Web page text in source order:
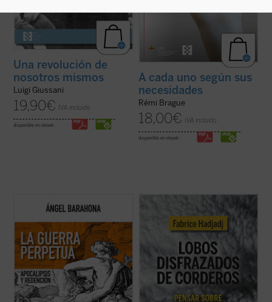
Una revolución de
nosotros mismos
Luigi Giussani
19,90€ IVA incluido
disponible en ebook:
A cada uno según sus
necesidades
Rémi Brague
18,00€ IVA incluido
disponible en ebook:
Las preguntas que surgen en este ensayo
son inquietantes: ¿por qué la hostilidad
permanente a lo largo de la historia de la
humanidad y podemos sospechar que lo
seguirá siendo? ¿Por qué la actividad ...
(ver ficha)
lobos se disfrazan de corderos». Una
denuncia de la mentira, la impostura y la
credulidad. Un alegato a favor de la fe. Un
ensayo vigorizante, ejemplar por su ...